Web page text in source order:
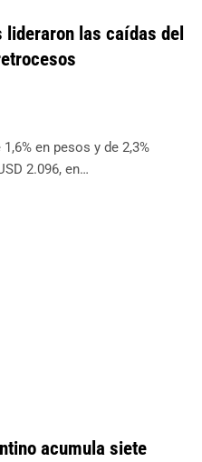
las caídas del
en pesos y de 2,3%
2.096, en…
acumula siete